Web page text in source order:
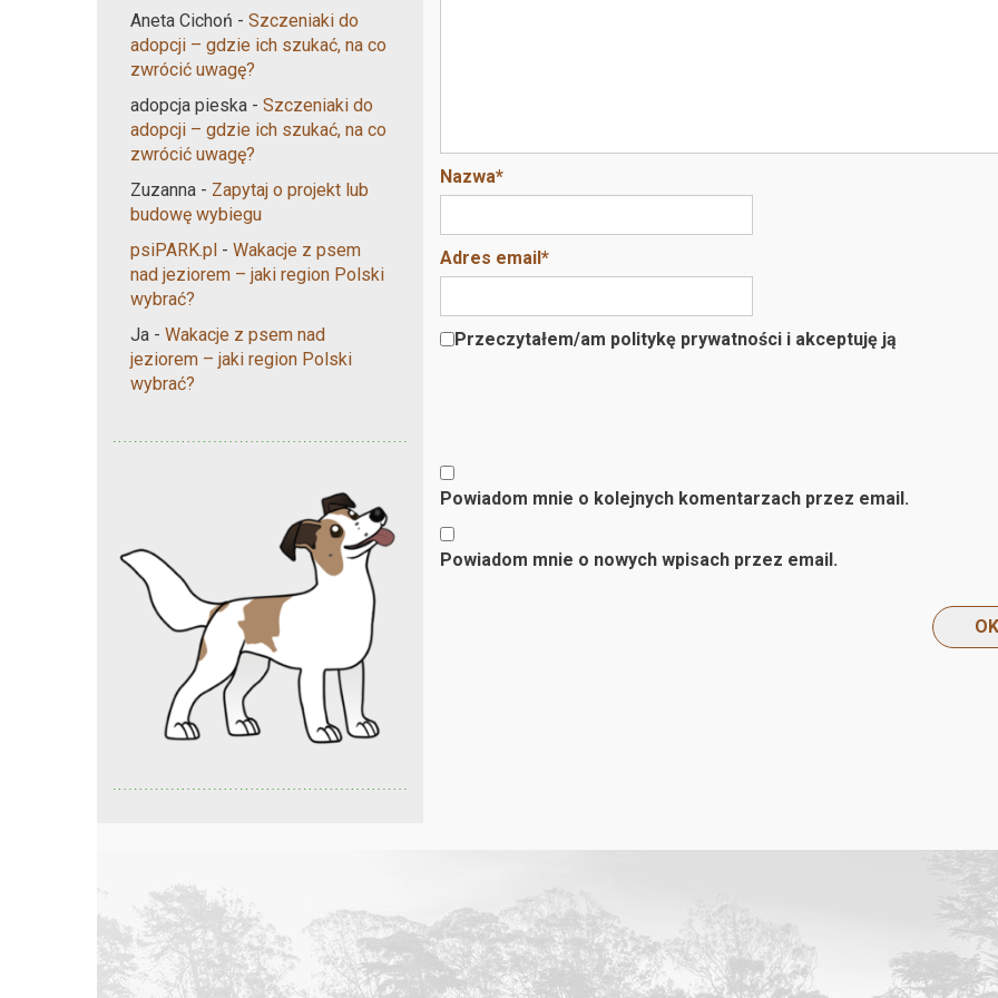
Aneta Cichoń - Szczeniaki do
adopcji – gdzie ich szukać, na co
zwrócić uwagę?
adopcja pieska - Szczeniaki do
adopcji – gdzie ich szukać, na co
zwrócić uwagę?
Zuzanna - Zapytaj o projekt lub
budowę wybiegu
psiPARK.pl - Wakacje z psem
nad jeziorem – jaki region Polski
wybrać?
Ja - Wakacje z psem nad
jeziorem – jaki region Polski
wybrać?
Nazwa*
Adres email*
Przeczytałem/am politykę prywatności i akceptuję ją
Powiadom mnie o kolejnych komentarzach przez email.
Powiadom mnie o nowych wpisach przez email.